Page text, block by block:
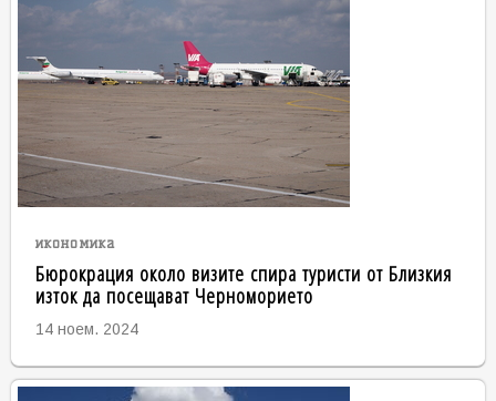
икономика
Бюрокрация около визите спира туристи от Близкия
изток да посещават Черноморието
14 ноем. 2024